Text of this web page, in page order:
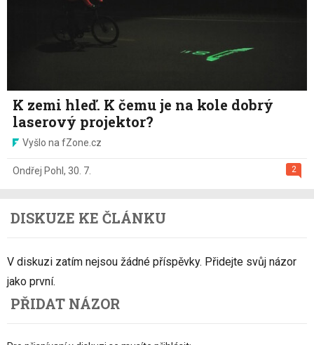
K zemi hleď. K čemu je na kole dobrý
laserový projektor?
Vyšlo na fZone.cz
2
Ondřej Pohl , 30. 7.
DISKUZE KE ČLÁNKU
V diskuzi zatím nejsou žádné příspěvky. Přidejte svůj názor
jako první.
PŘIDAT NÁZOR